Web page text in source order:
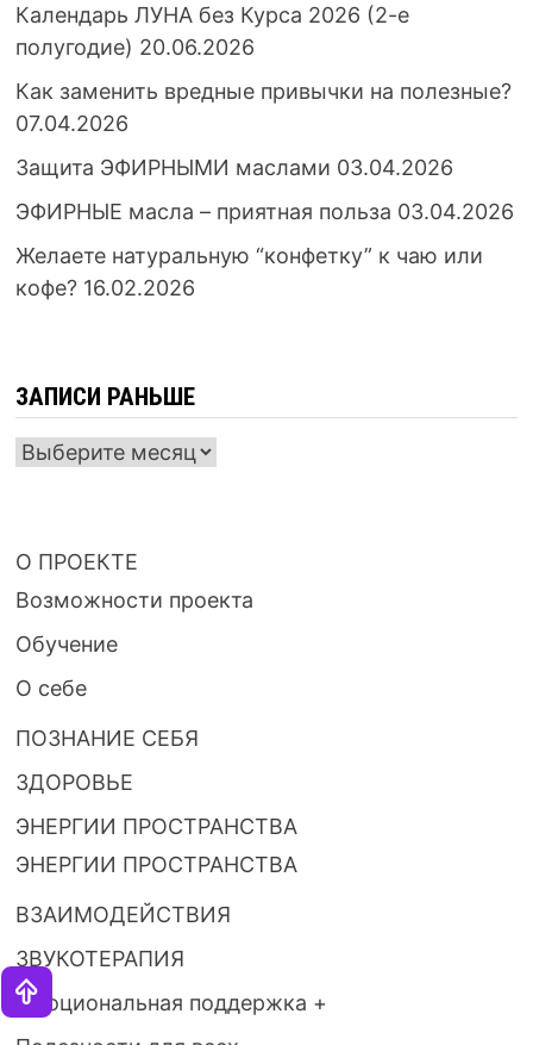
Календарь ЛУНА без Курса 2026 (2-е
полугодие) 20.06.2026
Как заменить вредные привычки на полезные?
07.04.2026
Защита ЭФИРНЫМИ маслами 03.04.2026
ЭФИРНЫЕ масла – приятная польза 03.04.2026
Желаете натуральную “конфетку” к чаю или
кофе? 16.02.2026
ЗАПИСИ РАНЬШЕ
ЗАПИСИ
О ПРОЕКТЕ
Возможности проекта
Обучение
О себе
ПОЗНАНИЕ СЕБЯ
ЗДОРОВЬЕ
ЭНЕРГИИ ПРОСТРАНСТВА
ЭНЕРГИИ ПРОСТРАНСТВА
ВЗАИМОДЕЙСТВИЯ
ЗВУКОТЕРАПИЯ
Эмоциональная поддержка +